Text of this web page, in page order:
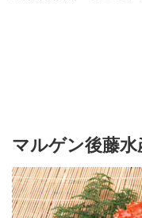
マルゲン後藤